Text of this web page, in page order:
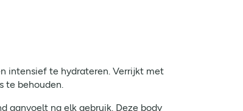
intensief te hydrateren. Verrijkt met
te behouden.
aanvoelt na elk gebruik. Deze body